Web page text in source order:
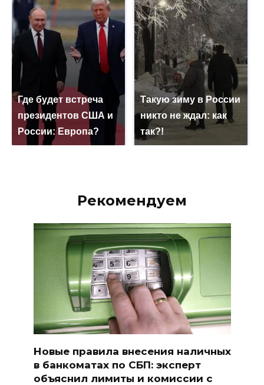
Где будет встреча
президентов США и
России: Европа?
Такую зиму в России
никто не ждал: как
так?!
Рекомендуем
Новые правила внесения наличных
в банкоматах по СБП: эксперт
объяснил лимиты и комиссии с